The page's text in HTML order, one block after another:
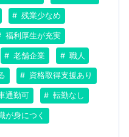
残業少なめ
福利厚生が充実
老舗企業 職人
資格取得支援あり
通勤可 転勤なし
が身につく